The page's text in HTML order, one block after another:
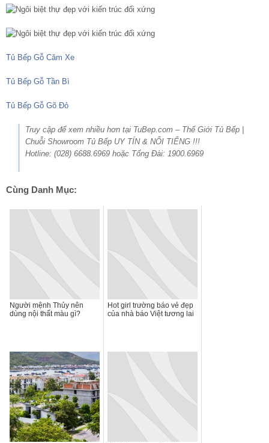
Tủ Bếp Gỗ Căm Xe
Tủ Bếp Gỗ Tần Bì
Tủ Bếp Gỗ Gõ Đỏ
Truy cập để xem nhiều hơn tại TuBep.com – Thế Giới Tủ Bếp |
Chuỗi Showroom Tủ Bếp UY TÍN & NỔI TIẾNG !!!
Hotline: (028) 6688.6969 hoặc Tổng Đài: 1900.6969
Cùng Danh Mục:
Người mệnh Thủy nên
dùng nội thất màu gì?
Hot girl trường báo vẻ đẹp
của nhà báo Việt tương lai